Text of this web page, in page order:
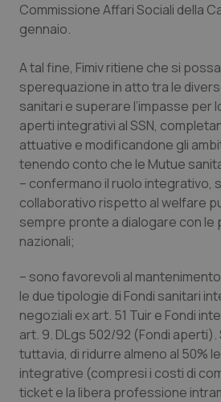
Marche
Piemonte
Provincia Autonoma di
Provincia Autonoma di
Puglia
Sicilia
Toscana
Umbria
Donna & Salute
HIV
Infezioni & Febbre
Ipertensione &
Malattie rare
Neuroscienze &
Obesità
Oftalmologia
Commissione Affari Sociali della
gennaio.
A tal fine, Fimiv ritiene che si
sperequazione in atto tra le
sanitari e superare l’impasse per
aperti integrativi al SSN,
attuative e modificandone gli
tenendo conto che le Mutue
– confermano il ruolo integrativo,
collaborativo rispetto al welfare
sempre pronte a dialogare con le
nazionali;
– sono favorevoli al
le due tipologie di Fondi sanitari
negoziali ex art. 51 Tuir e Fondi
art. 9. DLgs 502/92 (Fondi
tuttavia, di ridurre almeno al 50%
integrative (compresi i costi di
ticket e la libera professione